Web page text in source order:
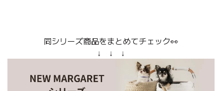
同シリーズ商品をまとめてチェック👀
↓ ↓ ↓